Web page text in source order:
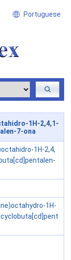
Portuguese
1H-2,4,1-
7-ona
1H-2,4,
1H-